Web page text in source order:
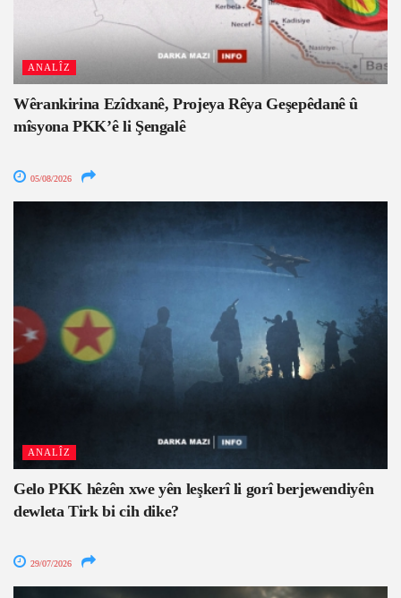
ANALÎZ
Wêrankirina Ezîdxanê, Projeya Rêya Geşepêdanê û
mîsyona PKK’ê li Şengalê
05/08/2026
ANALÎZ
Gelo PKK hêzên xwe yên leşkerî li gorî berjewendiyên
dewleta Tirk bi cih dike?
29/07/2026